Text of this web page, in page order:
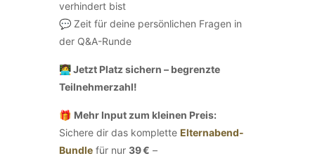
verhindert bist
💬 Zeit für deine persönlichen Fragen in
der Q&A-Runde
👩‍💻 Jetzt Platz sichern – begrenzte
Teilnehmerzahl!
🎁 Mehr Input zum kleinen Preis:
Sichere dir das komplette Elternabend-
Bundle für nur 39 € –